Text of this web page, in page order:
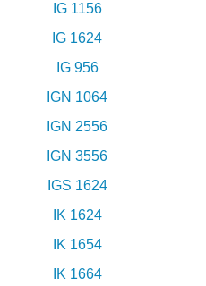
IG 1156
IG 1624
IG 956
IGN 1064
IGN 2556
IGN 3556
IGS 1624
IK 1624
IK 1654
IK 1664